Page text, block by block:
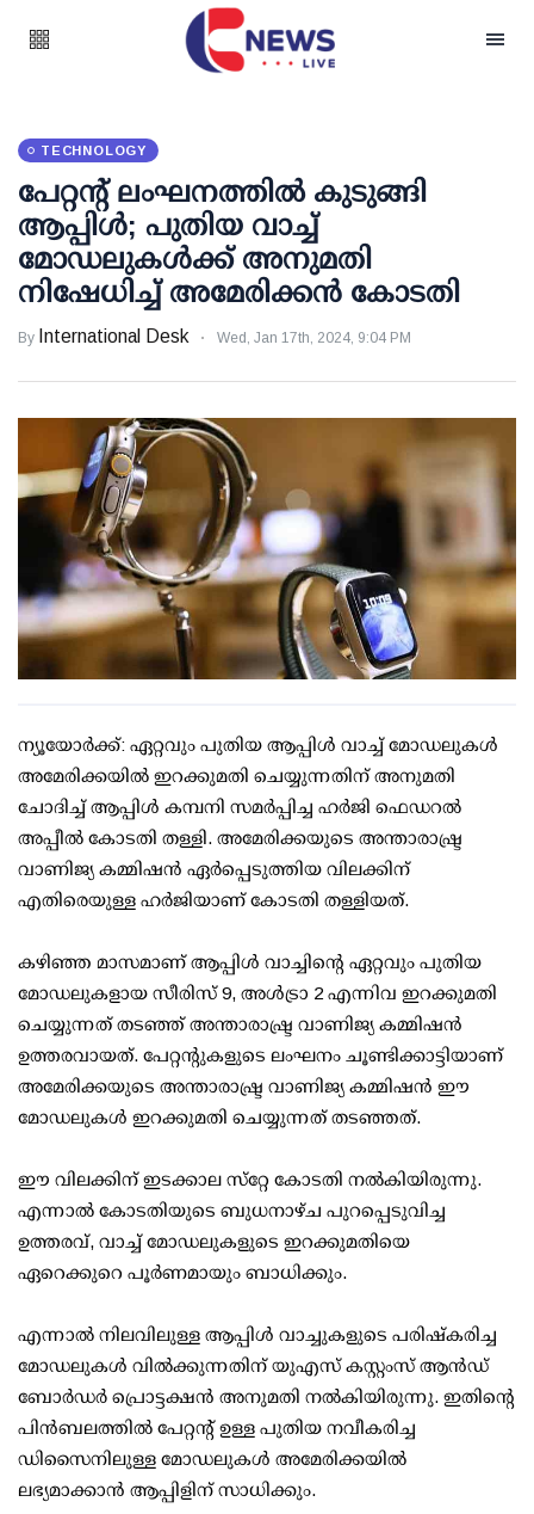
TECHNOLOGY
പേറ്റന്റ് ലംഘനത്തില്‍ കുടുങ്ങി
ആപ്പിള്‍; പുതിയ വാച്ച്
മോഡലുകള്‍ക്ക് അനുമതി
നിഷേധിച്ച് അമേരിക്കന്‍ കോടതി
By International Desk Wed, Jan 17th, 2024, 9:04 PM
ന്യൂയോര്‍ക്ക്: ഏറ്റവും പുതിയ ആപ്പിള്‍ വാച്ച് മോഡലുകള്‍
അമേരിക്കയില്‍ ഇറക്കുമതി ചെയ്യുന്നതിന് അനുമതി
ചോദിച്ച് ആപ്പിള്‍ കമ്പനി സമര്‍പ്പിച്ച ഹര്‍ജി ഫെഡറല്‍
അപ്പീല്‍ കോടതി തള്ളി. അമേരിക്കയുടെ അന്താരാഷ്ട്ര
വാണിജ്യ കമ്മിഷന്‍ ഏര്‍പ്പെടുത്തിയ വിലക്കിന്
എതിരെയുള്ള ഹര്‍ജിയാണ് കോടതി തള്ളിയത്.
കഴിഞ്ഞ മാസമാണ് ആപ്പിള്‍ വാച്ചിന്റെ ഏറ്റവും പുതിയ
മോഡലുകളായ സീരിസ് 9, അള്‍ട്രാ 2 എന്നിവ ഇറക്കുമതി
ചെയ്യുന്നത് തടഞ്ഞ് അന്താരാഷ്ട്ര വാണിജ്യ കമ്മിഷന്‍
ഉത്തരവായത്. പേറ്റന്റുകളുടെ ലംഘനം ചൂണ്ടിക്കാട്ടിയാണ്
അമേരിക്കയുടെ അന്താരാഷ്ട്ര വാണിജ്യ കമ്മിഷന്‍ ഈ
മോഡലുകള്‍ ഇറക്കുമതി ചെയ്യുന്നത് തടഞ്ഞത്.
ഈ വിലക്കിന് ഇടക്കാല സ്‌റ്റേ കോടതി നല്‍കിയിരുന്നു.
എന്നാല്‍ കോടതിയുടെ ബുധനാഴ്ച പുറപ്പെടുവിച്ച
ഉത്തരവ്, വാച്ച് മോഡലുകളുടെ ഇറക്കുമതിയെ
ഏറെക്കുറെ പൂര്‍ണമായും ബാധിക്കും.
എന്നാല്‍ നിലവിലുള്ള ആപ്പിള്‍ വാച്ചുകളുടെ പരിഷ്‌കരിച്ച
മോഡലുകള്‍ വില്‍ക്കുന്നതിന് യുഎസ് കസ്റ്റംസ് ആന്‍ഡ്
ബോര്‍ഡര്‍ പ്രൊട്ടക്ഷന്‍ അനുമതി നല്‍കിയിരുന്നു. ഇതിന്റെ
പിന്‍ബലത്തില്‍ പേറ്റന്റ് ഉള്ള പുതിയ നവീകരിച്ച
ഡിസൈനിലുള്ള മോഡലുകള്‍ അമേരിക്കയില്‍
ലഭ്യമാക്കാന്‍ ആപ്പിളിന് സാധിക്കും.